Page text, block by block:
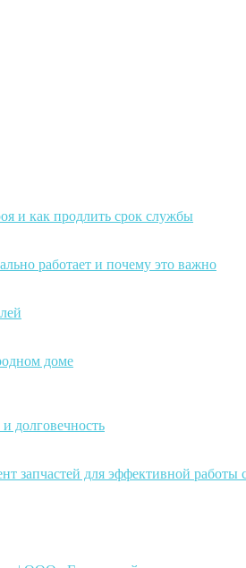
и как продлить срок службы
работает и почему это важно
доме
долговечность
запчастей для эффективной работы